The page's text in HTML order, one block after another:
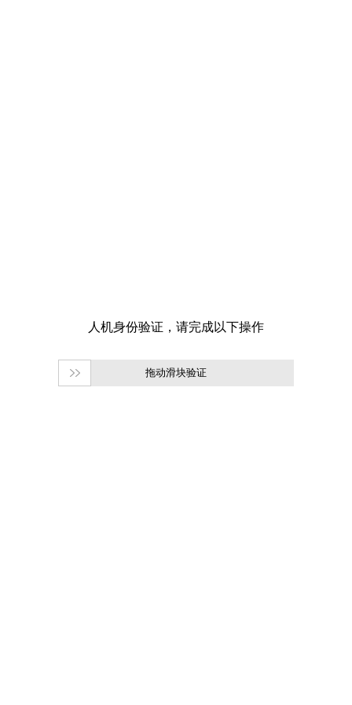
拖动滑块验证